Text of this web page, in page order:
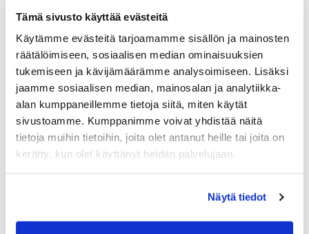
Tämä sivusto käyttää evästeitä
Käytämme evästeitä tarjoamamme sisällön ja mainosten
räätälöimiseen, sosiaalisen median ominaisuuksien
tukemiseen ja kävijämäärämme analysoimiseen. Lisäksi
jaamme sosiaalisen median, mainosalan ja analytiikka-
alan kumppaneillemme tietoja siitä, miten käytät
sivustoamme. Kumppanimme voivat yhdistää näitä
tietoja muihin tietoihin, joita olet antanut heille tai joita on
kerätty, kun olet käyttänyt heidän palvelujaan.
Näytä tiedot
+358 400 166 138